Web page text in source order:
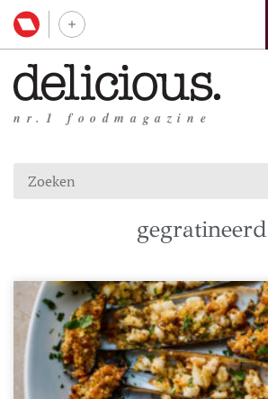
nr.1 foodmagazine
gegratineerd